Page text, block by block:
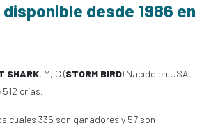
desde 1986 en
SHARK, M, C (STORM BIRD) Nacido en USA,
crías.
cuales 336 son ganadores y 57 son